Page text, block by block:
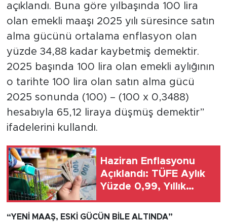
açıklandı. Buna göre yılbaşında 100 lira
olan emekli maaşı 2025 yılı süresince satın
alma gücünü ortalama enflasyon olan
yüzde 34,88 kadar kaybetmiş demektir.
2025 başında 100 lira olan emekli aylığının
o tarihte 100 lira olan satın alma gücü
2025 sonunda (100) – (100 x 0,3488)
hesabıyla 65,12 liraya düşmüş demektir”
ifadelerini kullandı.
Haziran Enflasyonu
Açıklandı: TÜFE Aylık
Yüzde 0,99, Yıllık
ENSAG: Tüfe 1.94 Yıllık
“YENİ MAAŞ, ESKİ GÜCÜN BİLE ALTINDA”